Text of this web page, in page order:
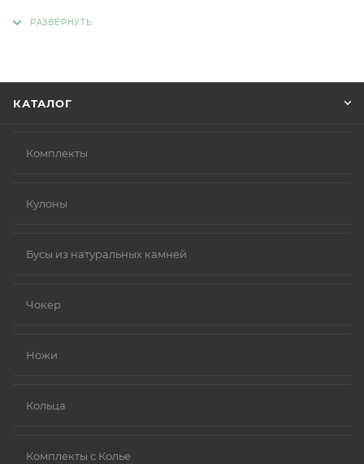
КАТАЛОГ
Комплекты
Кулоны
Бусы из натуральных камней
Чокер
Ножи
Кольца
Комплекты с Колье